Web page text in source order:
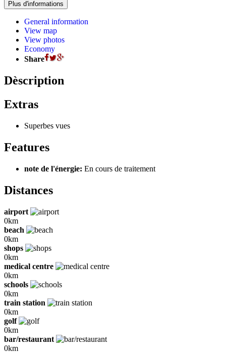
General information
View map
View photos
Economy
Share
Dèscription
Extras
Superbes vues
Features
note de l'énergie: En cours de traitement
Distances
airport
0km
beach
0km
shops
0km
medical centre
0km
schools
0km
train station
0km
golf
0km
bar/restaurant
0km